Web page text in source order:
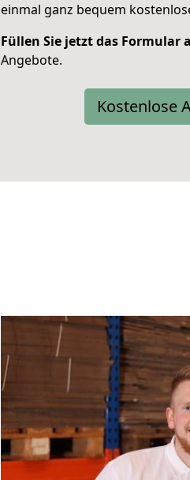
einmal ganz bequem
Füllen Sie jetzt das Formular
Angebote.
Kostenlose